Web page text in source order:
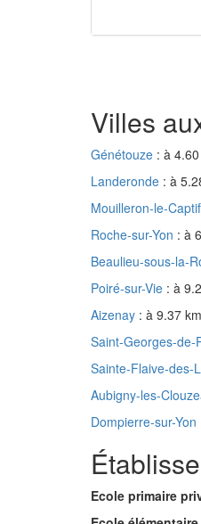
Villes
Génétouze : à
Landeronde : à
Mouilleron-le-Captif
Roche-sur-Yon : à
Beaulieu-sous-la-
Poiré-sur-Vie : à
Aizenay : à 9.37 km
Saint-Georges-de-
Sainte-Flaive-des-
Aubigny-les-
Dompierre-sur-Yon
Ecole primaire